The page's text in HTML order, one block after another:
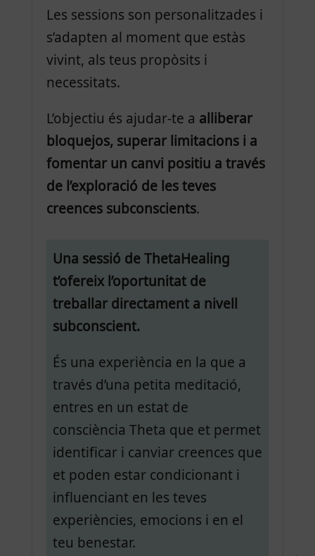
Les sessions son personalitzades i
s’adapten al moment que estàs
vivint, als teus propòsits i
necessitats.
L’objectiu és ajudar-te a alliberar
bloquejos, superar limitacions i a
fomentar un canvi positiu a través
de l’exploració de les teves
creences subconscients.
Una sessió de ThetaHealing
t’ofereix l’oportunitat de
treballar directament a nivell
subconscient.
És una experiència en la que a
través d’una petita meditació,
entres en un estat de
consciència Theta que et permet
identificar i canviar creences que
et poden estar condicionant i
influenciant en les teves
experiències, emocions i en el
teu benestar.